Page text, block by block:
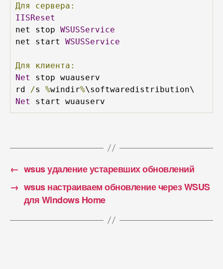
Для
сервера:
IISReset
net stop WSUSService
net start WSUSService
Для
клиента:
Net
stop wuauserv
rd
/s %windir%
Net
← wsus удаление устаревших обновлений
→ wsus настраиваем обновление через WSUS
для Windows Home